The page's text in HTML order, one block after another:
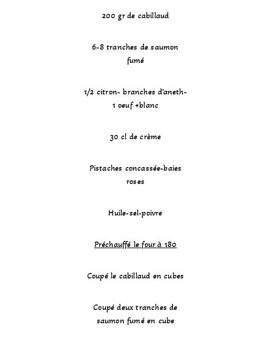
200 gr de cabillaud
6-8 tranches de saumon
fumé
1/2 citron- branches d’aneth-
1 oeuf +blanc
30 cl de crème
Pistaches concassée-baies
roses
Huile-sel-poivre
Préchauffé le four à 180
Coupé le cabillaud en cubes
Coupé deux tranches de
saumon fumé en cube